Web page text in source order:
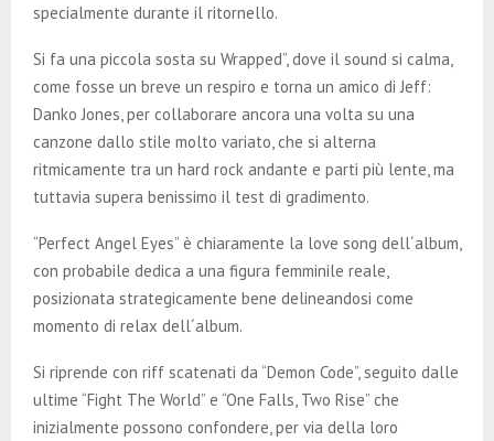
specialmente durante il ritornello.
Si fa una piccola sosta su Wrapped”, dove il sound si calma,
come fosse un breve un respiro e torna un amico di Jeff:
Danko Jones, per collaborare ancora una volta su una
canzone dallo stile molto variato, che si alterna
ritmicamente tra un hard rock andante e parti più lente, ma
tuttavia supera benissimo il test di gradimento.
“Perfect Angel Eyes” è chiaramente la love song dell´album,
con probabile dedica a una figura femminile reale,
posizionata strategicamente bene delineandosi come
momento di relax dell´album.
Si riprende con riff scatenati da “Demon Code”, seguito dalle
ultime “Fight The World” e “One Falls, Two Rise” che
inizialmente possono confondere, per via della loro